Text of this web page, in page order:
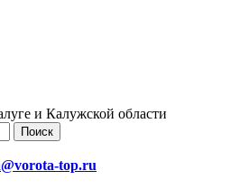
и Калужской области
Поиск
top.ru